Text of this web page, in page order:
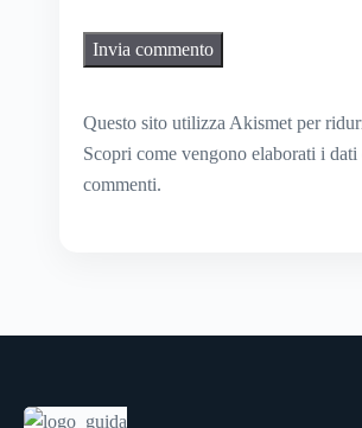
Questo sito utilizza Akismet per
Scopri come vengono elaborati i
commenti.